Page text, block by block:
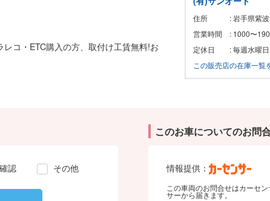
コ・ETC購入の方、取付け工賃無料!お
住所
: 岩手県紫
営業時間
: 1000〜
定休日
: 毎週水曜日
この販売店の在庫一覧
認 その他
このお車についてのお問
情報提供：
この車両のお問合せはカーセ
サーから届きます。